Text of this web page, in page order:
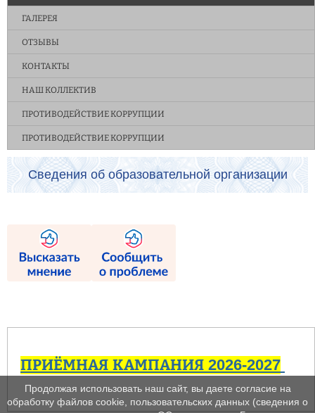
ГАЛЕРЕЯ
ОТЗЫВЫ
КОНТАКТЫ
НАШ КОЛЛЕКТИВ
ПРОТИВОДЕЙСТВИЕ КОРРУПЦИИ
ПРОТИВОДЕЙСТВИЕ КОРРУПЦИИ
Сведения об образовательной организации
ПРИЁМНАЯ КАМПАНИЯ 2026-2027
Продолжая использовать наш сайт, вы даете согласие на
обработку файлов cookie, пользовательских данных (сведения о